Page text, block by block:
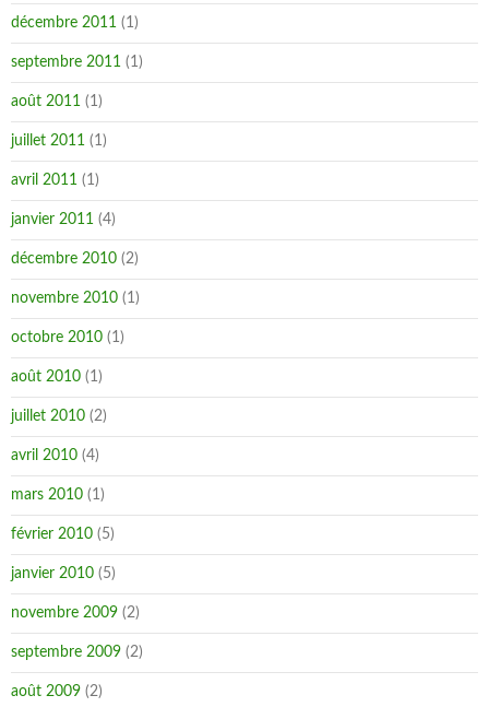
décembre 2011 (1)
septembre 2011 (1)
août 2011 (1)
juillet 2011 (1)
avril 2011 (1)
janvier 2011 (4)
décembre 2010 (2)
novembre 2010 (1)
octobre 2010 (1)
août 2010 (1)
juillet 2010 (2)
avril 2010 (4)
mars 2010 (1)
février 2010 (5)
janvier 2010 (5)
novembre 2009 (2)
septembre 2009 (2)
août 2009 (2)